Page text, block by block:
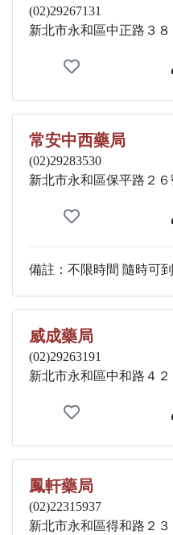
(02)29267131
新北市永和區中正路３
常安中西藥局
(02)29283530
新北市永和區保平路２
備註：不限時間 隨時可
威成藥局
(02)29263191
新北市永和區中和路４
鳳軒藥局
(02)22315937
新北市永和區得和路２